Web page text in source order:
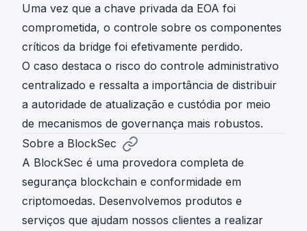
Uma vez que a chave privada da EOA foi
comprometida, o controle sobre os componentes
críticos da bridge foi efetivamente perdido.
O caso destaca o risco do controle administrativo
centralizado e ressalta a importância de distribuir
a autoridade de atualização e custódia por meio
de mecanismos de governança mais robustos.
Sobre a BlockSec
A BlockSec é uma provedora completa de
segurança blockchain e conformidade em
criptomoedas. Desenvolvemos produtos e
serviços que ajudam nossos clientes a realizar